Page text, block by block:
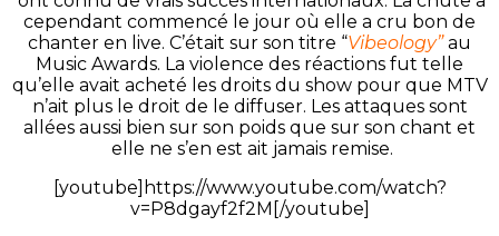
cependant commencé le jour où elle a cru bon de
chanter en live. C’était sur son titre “Vibeology”au
Music Awards. La violence des réactions fut telle
qu’elle avait acheté les droits du show pour que MTV
n’ait plus le droit de le diffuser. Les attaques sont
allées aussi bien sur son poids que sur son chant et
elle ne s’en est ait jamais remise.
[youtube]https://www.youtube.com/watch?
v=P8dgayf2f2M[/youtube]